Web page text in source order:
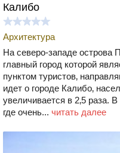
Калибо
Архитектура
На северо-западе острова
главный город которой
пунктом туристов‚
идет о городе Калибо‚
увеличивается в 2‚5 раза.
где очень... читать далее